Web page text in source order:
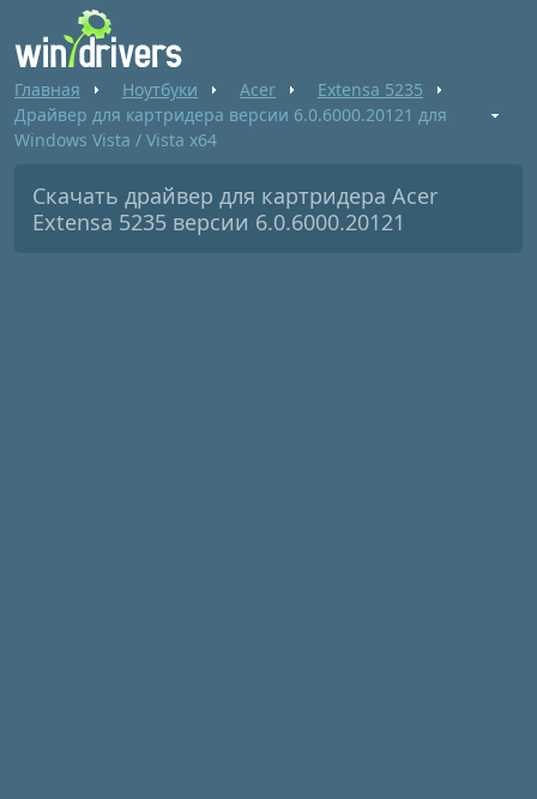
Главная Ноутбуки Acer
Extensa 5235
Драйвер для картридера версии 6.0.6000.20121 для
Windows Vista / Vista x64
Скачать драйвер для картридера Acer
Extensa 5235 версии 6.0.6000.20121